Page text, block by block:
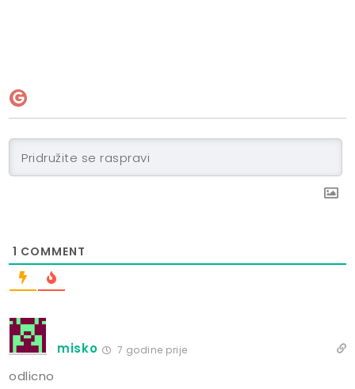
1 COMMENT
misko 7 godine prije
odlicno